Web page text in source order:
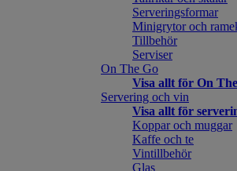
Serveringsformar
Minigrytor och
Tillbehör
Serviser
On The Go
Visa allt för On
Servering och vin
Visa allt för
Koppar och muggar
Kaffe och te
Vintillbehör
Glas